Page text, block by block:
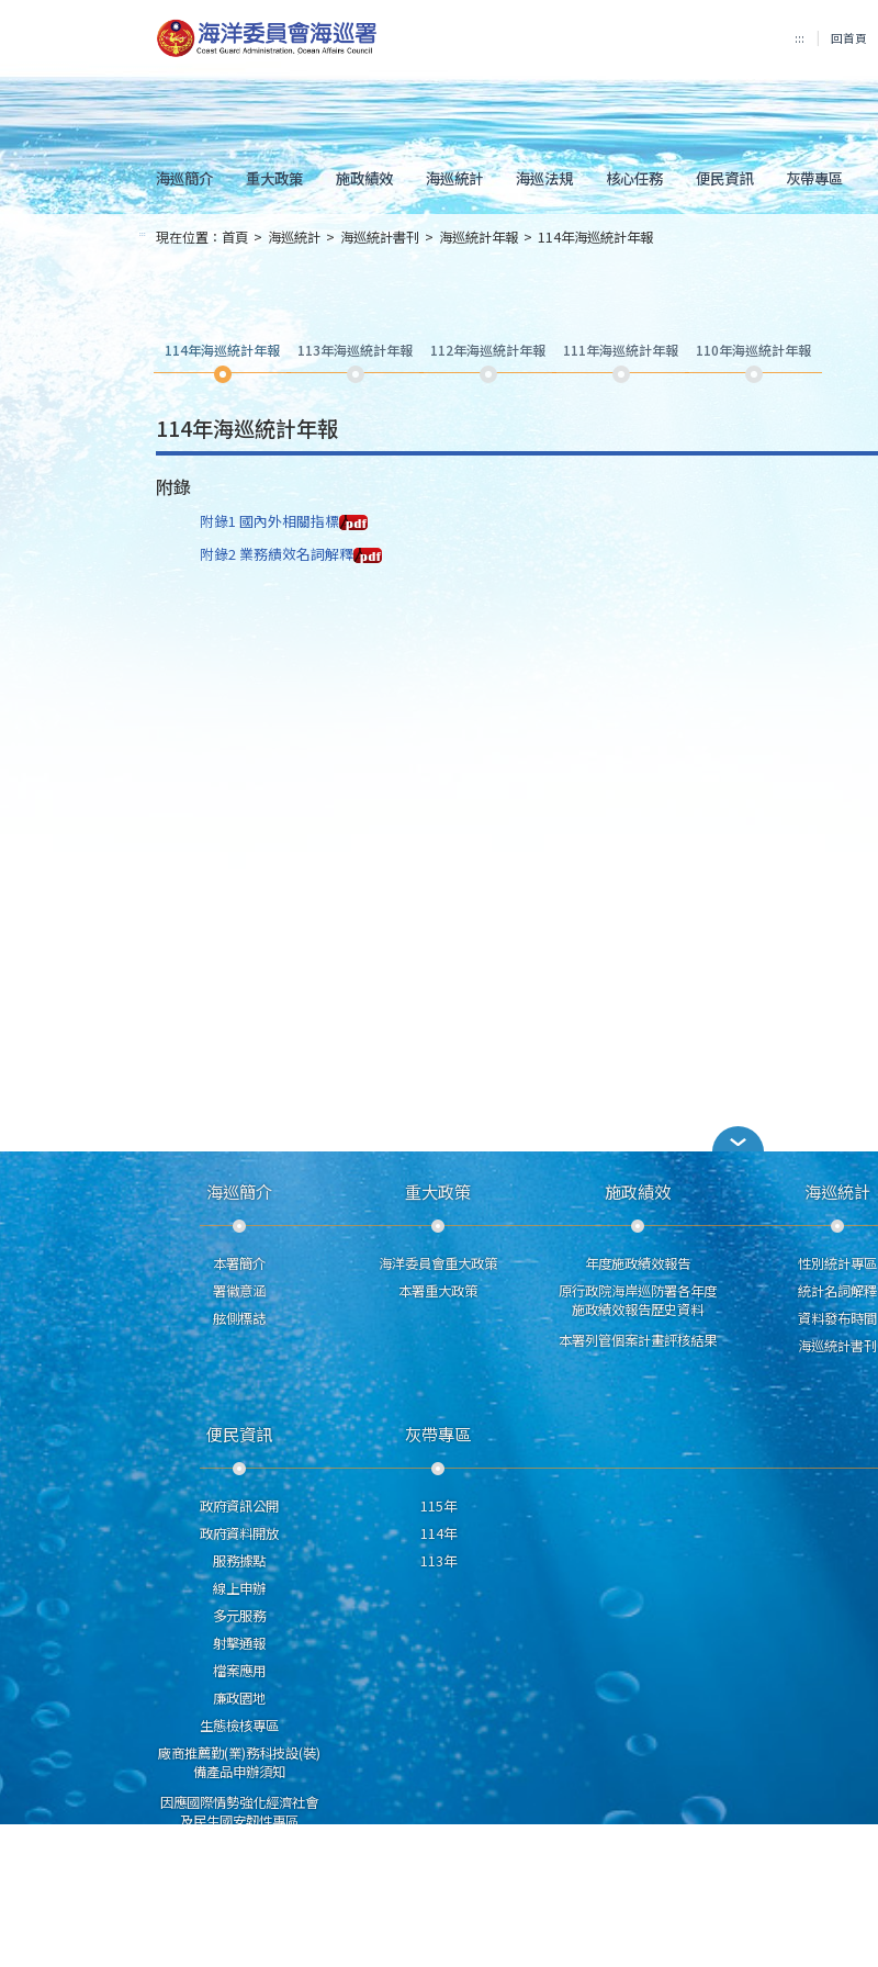
到
主
內
容
Skip
to
main
content
::: 回首頁
海巡簡介 重大政策 施政績效 海巡統計 海巡法規 核心任務 便民資訊 灰帶專區
::: 現在位置： 首頁 > 海巡統計 > 海巡統計書刊 > 海巡統計年報 > 114年海巡統計年報
114年海巡統計年報 113年海巡統計年報 112年海巡統計年報 111年海巡統計年報 110年海巡統計年報
114年海巡統計年報
附錄
附錄1 國內外相關指標
附錄2 業務績效名詞解釋
海巡簡介
本署簡介
署徽意涵
舷側標誌
重大政策
海洋委員會重大政策
本署重大政策
施政績效
年度施政績效報告
原行政院海岸巡防署各年度
施政績效報告歷史資料
本署列管個案計畫評核結果
海巡統計
性別統計專區
統計名詞解釋
資料發布時間
海巡統計書刊
便民資訊
政府資訊公開
政府資料開放
服務據點
線上申辦
多元服務
射擊通報
檔案應用
廉政園地
生態檢核專區
廠商推薦勤(業)務科技設(裝)
備產品申辦須知
因應國際情勢強化經濟社會
及民生國安韌性專區
灰帶專區
115年
114年
113年